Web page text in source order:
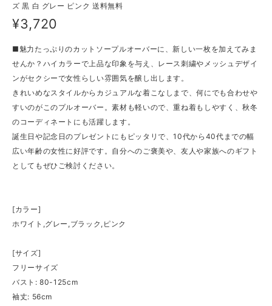
ズ 黒 白 グレー ピンク 送料無料
¥3,720
■魅力たっぷりのカットソープルオーバーに、新しい一枚を加えてみま
せんか？ハイカラーで上品な印象を与え、レース刺繍やメッシュデザイ
ンがセクシーで女性らしい雰囲気を醸し出します。
きれいめなスタイルからカジュアルな着こなしまで、何にでも合わせや
すいのがこのプルオーバー。素材も軽いので、重ね着もしやすく、秋冬
のコーディネートにも活躍します。
誕生日や記念日のプレゼントにもピッタリで、10代から40代までの幅
広い年齢の女性に好評です。自分へのご褒美や、友人や家族へのギフト
としてもぜひご検討ください。
[カラー]
ホワイト,グレー,ブラック,ピンク
[サイズ]
フリーサイズ
バスト: 80-125cm
袖丈: 56cm